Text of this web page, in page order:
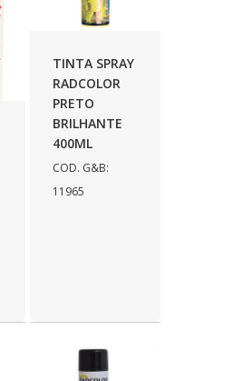
TINTA SPRAY
RADCOLOR
PRETO
BRILHANTE
400ML
COD. G&B:
11965